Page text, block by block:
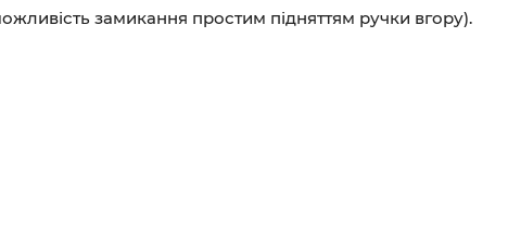
замикання простим підняттям ручки вгору).